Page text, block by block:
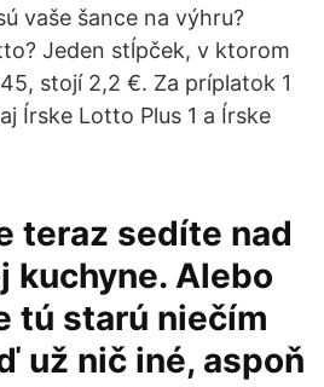
vaše šance na výhru?
Jeden stĺpček, v ktorom
stojí 2,2 €. Za príplatok 1
Írske Lotto Plus 1 a Írske
teraz sedíte nad
kuchyne. Alebo
tú starú niečím
už nič iné, aspoň